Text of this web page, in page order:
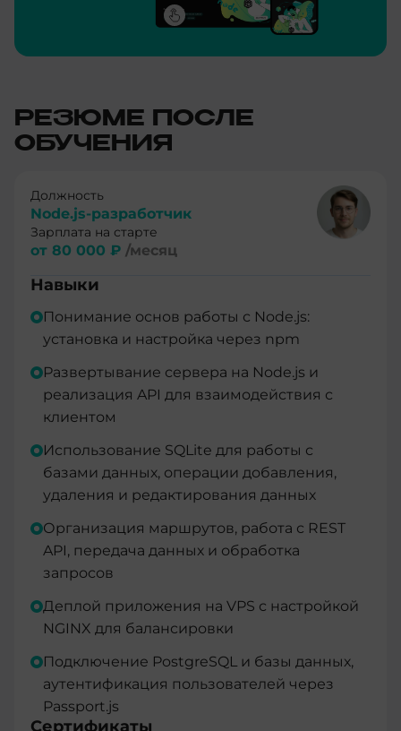
РЕЗЮМЕ ПОСЛЕ
ОБУЧЕНИЯ
Должность
Node.js-разработчик
Зарплата на старте
от 80 000 ₽ /месяц
Навыки
Понимание основ работы с Node.js:
установка и настройка через npm
Развертывание сервера на Node.js и
реализация API для взаимодействия с
клиентом
Использование SQLite для работы с
базами данных, операции добавления,
удаления и редактирования данных
Организация маршрутов, работа с REST
API, передача данных и обработка
запросов
Деплой приложения на VPS с настройкой
NGINX для балансировки
Подключение PostgreSQL и базы данных,
аутентификация пользователей через
Passport.js
Сертификаты